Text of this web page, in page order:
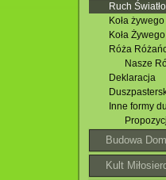
Ruch
Koła żywego
Koła
Róża
Nasze
Deklaracja
Inne formy
Budowa
Parafialnego
Kult